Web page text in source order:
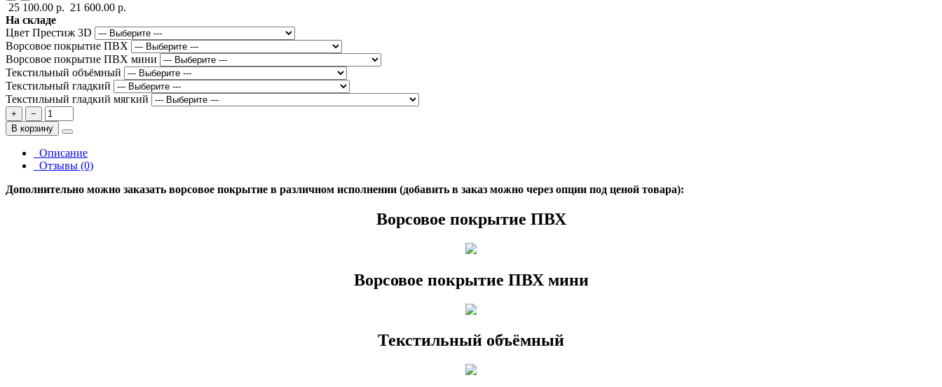
25 100.00 р. 21 600.00 р.
На складе
Цвет Престиж 3D
Ворсовое покрытие ПВХ
Ворсовое покрытие ПВХ мини
Текстильный объёмный
Текстильный гладкий
Текстильный гладкий мягкий
+
−
В корзину
Описание
Отзывы (0)
Дополнительно можно заказать ворсовое покрытие в различном исполнении (добавить в заказ можно через опции под ценой товара):
Ворсовое покрытие ПВХ
Ворсовое покрытие ПВХ мини
Текстильный объёмный